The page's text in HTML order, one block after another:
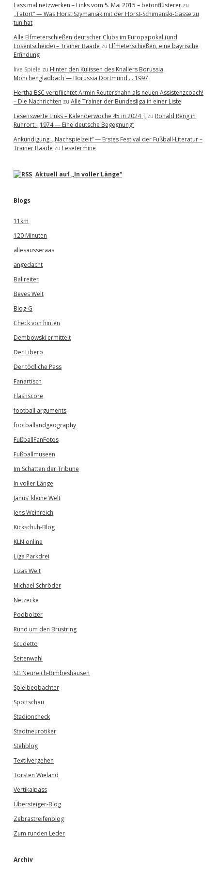
Lass mal netzwerken – Links vom 5. Mai 2015 – betonflüsterer zu
„Tatort“ — Was Horst Szymaniak mit der Horst-Schimanski-Gasse zu
tun hat
Alle Elfmeterschießen deutscher Clubs im Europapokal (und
Losentscheide) – Trainer Baade zu Elfmeterschießen, eine bayrische
Erfindung
live Spiele zu Hinter den Kulissen des Knallers Borussia
Mönchengladbach — Borussia Dortmund … 1997
Hertha BSC verpflichtet Armin Reutershahn als neuen Assistenzcoach!
– Die Nachrichten zu Alle Trainer der Bundesliga in einer Liste
Lesenswerte Links – Kalenderwoche 45 in 2024 | zu Ronald Reng in
Ruhrort: „1974 — Eine deutsche Begegnung“
Ankündigung: „Nachspielzeit“ — Erstes Festival der Fußball-Literatur –
Trainer Baade zu Lesetermine
Aktuell auf „In voller Länge“
Blogs
11km
120 Minuten
allesausseraas
angedacht
Ballreiter
Beves Welt
Blog-G
Check von hinten
Dembowski ermittelt
Der Libero
Der tödliche Pass
Fanartisch
Flashscore
football arguments
footballandgeography
FußballFanFotos
Fußballmuseen
Im Schatten der Tribüne
In voller Länge
Janus' kleine Welt
Jens Weinreich
Kickschuh-Blog
KLN online
Liga Parkdrei
Lizas Welt
Michael Schröder
Netzecke
Podbolzer
Rund um den Brustring
Scudetto
Seitenwahl
SG Neureich-Bimbeshausen
Spielbeobachter
Spottschau
Stadioncheck
Stadtneurotiker
Stehblog
Textilvergehen
Torsten Wieland
Vertikalpass
Übersteiger-Blog
Zebrastreifenblog
Zum runden Leder
Archiv